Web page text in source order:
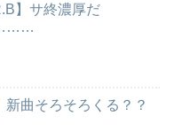
】サ終濃厚だ
新曲そろそろくる？？